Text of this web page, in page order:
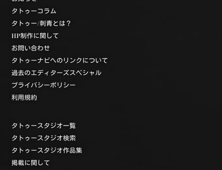
タトゥーコラム
タトゥー/刺青とは？
HP制作に関して
お問い合わせ
タトゥーナビへのリンクについて
過去のエディターズスペシャル
プライバシーポリシー
利用規約
タトゥースタジオ一覧
タトゥースタジオ検索
タトゥースタジオ作品集
掲載に関して